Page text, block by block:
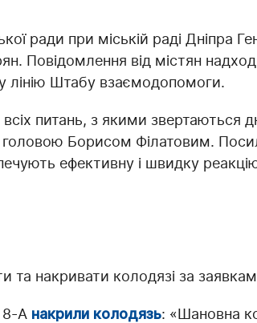
ради при міській раді Дніпра
Повідомлення від містян
лінію Штабу взаємодопомоги.
питань, з якими звертаються
головою Борисом Філатовим.
ефективну і швидку
та накривати колодязі за
8-А накрили колодязь: «Шановна